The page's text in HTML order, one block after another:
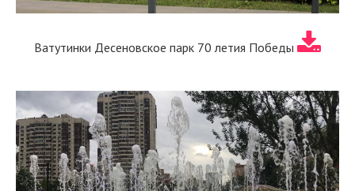
Ватутинки Десеновское парк 70 летия Победы